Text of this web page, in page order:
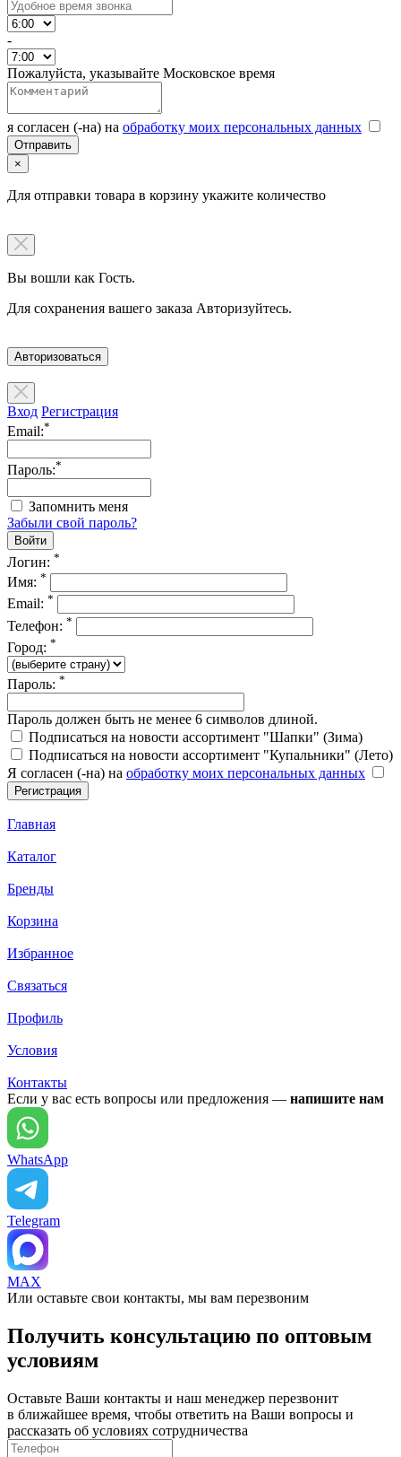
-
Пожалуйста, указывайте Московское время
я согласен (-на) на обработку моих персональных данных
×
Для отправки товара в корзину укажите количество
Вы вошли как Гость.
Для сохранения вашего заказа Авторизуйтесь.
Авторизоваться
Вход Регистрация
Email:*
Пароль:*
Запомнить меня
Забыли свой пароль?
Логин: *
Имя: *
Email: *
Телефон: *
Город: *
Пароль: *
Пароль должен быть не менее 6 символов длиной.
Подписаться на новости ассортимент "Шапки" (Зима)
Подписаться на новости ассортимент "Купальники" (Лето)
Я согласен (-на) на обработку моих персональных данных
Главная
Каталог
Бренды
Корзина
Избранное
Связаться
Профиль
Условия
Контакты
Если у вас есть вопросы или предложения — напишите нам
WhatsApp
Telegram
MAX
Или оставьте свои контакты, мы вам перезвоним
Получить консультацию по оптовым
условиям
Оставьте Ваши контакты и наш менеджер перезвонит
в ближайшее время, чтобы ответить на Ваши вопросы и
рассказать об условиях сотрудничества